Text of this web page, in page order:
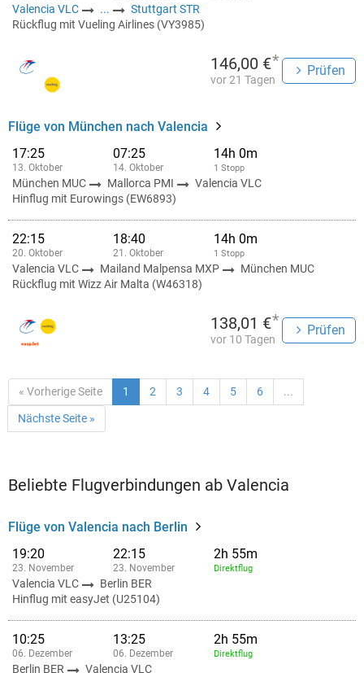
Valencia VLC ...
Stuttgart STR
Rückflug mit Vueling Airlines (VY3985)
146,00 €*
vor 21 Tagen
Prüfen
Flüge von München nach Valencia
17:25
13. Oktober
07:25
14. Oktober
14h 0m
1 Stopp
München MUC Mallorca PMI
Valencia VLC
Hinflug mit Eurowings (EW6893)
22:15
20. Oktober
18:40
21. Oktober
14h 0m
1 Stopp
Valencia VLC Mailand Malpensa MXP
München MUC
Rückflug mit Wizz Air Malta (W46318)
138,01 €*
vor 10 Tagen
Prüfen
« Vorherige Seite 1 2 3 4 5 6 ...
Nächste Seite »
Beliebte Flugverbindungen ab Valencia
Flüge von Valencia nach Berlin
19:20
23. November
22:15
23. November
2h 55m
Direktflug
Valencia VLC
Berlin BER
Hinflug mit easyJet (U25104)
10:25
06. Dezember
13:25
06. Dezember
2h 55m
Direktflug
Berlin BER Valencia VLC